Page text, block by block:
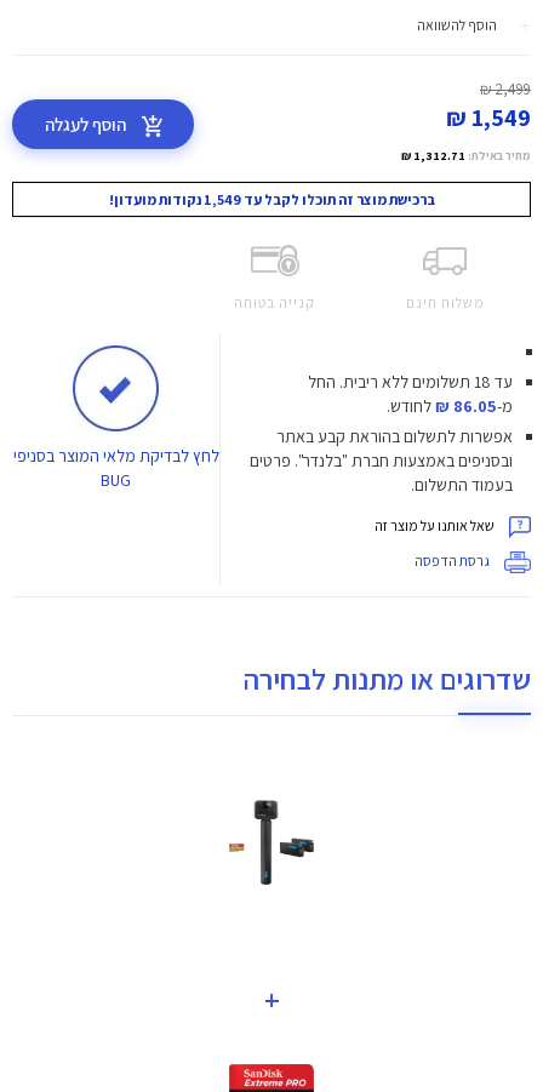
הוסף להשוואה
2,499 ₪
1,549 ₪
מחיר באילת: 1,312.71 ₪
הוסף לעגלה
ברכישת מוצר זה תוכלו לקבל עד 1,549 נקודות מועדון!
משלוח חינם קנייה בטוחה
עד 18 תשלומים ללא ריבית.
החל
מ-86.05 ₪
לחודש.
אפשרות לתשלום בהוראת קבע באתר
ובסניפים באמצעות חברת "בלנדר". פרטים
בעמוד התשלום.
שאל אותנו על מוצר זה
גרסת הדפסה
לחץלבדיקת מלאי המוצר בסניפי
BUG
שדרוגים או מתנות לבחירה
+